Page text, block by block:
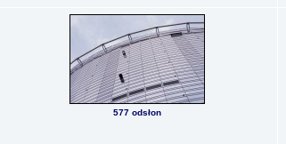
577 odsłon